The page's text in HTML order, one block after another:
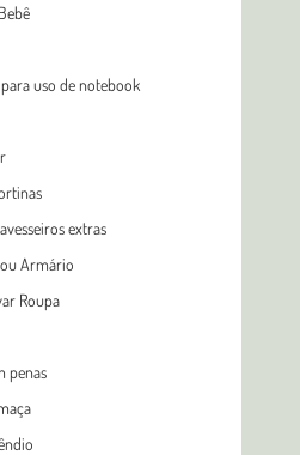
uso de notebook
extras
Armário
Roupa
penas